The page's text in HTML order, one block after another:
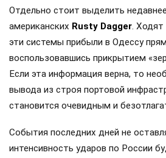
Отдельно стоит выделить
американских Rusty Dagger. Ходят
эти системы прибыли в Одессу
воспользовавшись прикрытием
Если эта информация верна, то
вывода из строя портовой
становится очевидным и
События последних дней не
интенсивность ударов по России